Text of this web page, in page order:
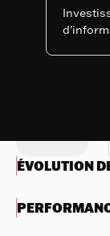
afficher
Essayez
ÉVOLUTION